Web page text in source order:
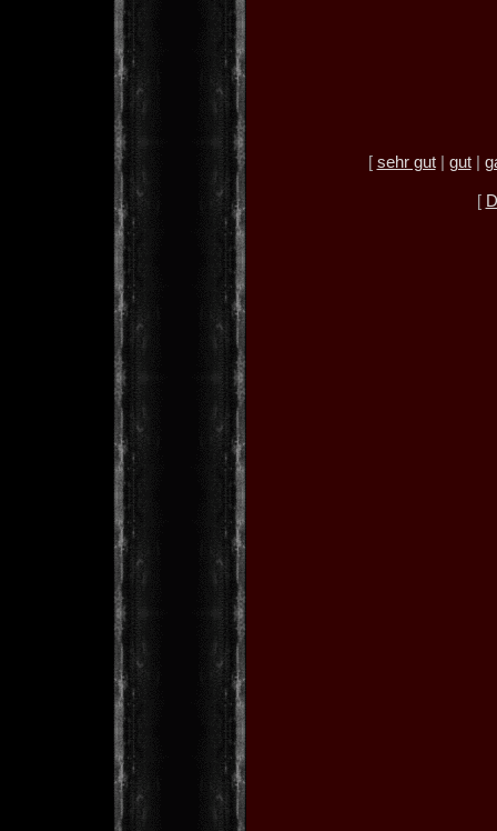
[ sehr gut| gut|
[